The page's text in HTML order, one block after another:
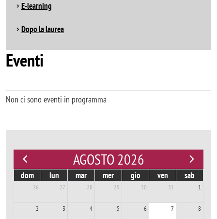
E-learning
Dopo la laurea
Eventi
Non ci sono eventi in programma
AGOSTO 2026
dom lun mar mer gio ven sab
26 27 28 29 30 31 1
2 3 4 5 6 7 8